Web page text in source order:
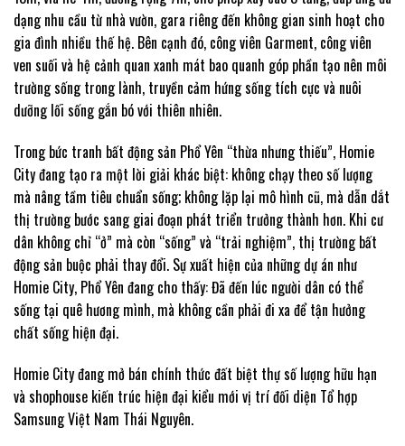
dạng nhu cầu từ nhà vườn, gara riêng đến không gian sinh hoạt cho
gia đình nhiều thế hệ. Bên cạnh đó, công viên Garment, công viên
ven suối và hệ cảnh quan xanh mát bao quanh góp phần tạo nên môi
trường sống trong lành, truyền cảm hứng sống tích cực và nuôi
dưỡng lối sống gắn bó với thiên nhiên.
Trong bức tranh bất động sản Phổ Yên “thừa nhưng thiếu”, Homie
City đang tạo ra một lời giải khác biệt: không chạy theo số lượng
mà nâng tầm tiêu chuẩn sống; không lặp lại mô hình cũ, mà dẫn dắt
thị trường bước sang giai đoạn phát triển trưởng thành hơn. Khi cư
dân không chỉ “ở” mà còn “sống” và “trải nghiệm”, thị trường bất
động sản buộc phải thay đổi. Sự xuất hiện của những dự án như
Homie City, Phổ Yên đang cho thấy: Đã đến lúc người dân có thể
sống tại quê hương mình, mà không cần phải đi xa để tận hưởng
chất sống hiện đại.
Homie City đang mở bán chính thức đất biệt thự số lượng hữu hạn
và shophouse kiến trúc hiện đại kiểu mới vị trí đối diện Tổ hợp
Samsung Việt Nam Thái Nguyên.